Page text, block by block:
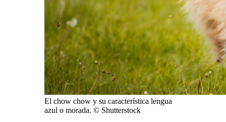
El chow chow y su característica lengua
azul o morada. © Shutterstock